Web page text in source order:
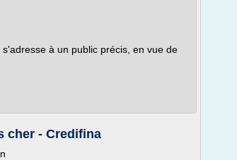
à un public précis, en vue de
cher - Credifina